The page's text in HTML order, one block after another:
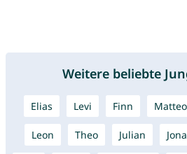
Weitere beliebte
Elias Levi Finn Matteo
Leon Theo Julian